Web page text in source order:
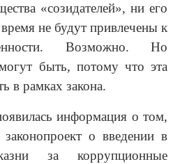
«созидателей», ни его
не будут привлечены к
Возможно. Но
быть, потому что эта
в рамках закона.
информация о том,
о введении в
за коррупционные